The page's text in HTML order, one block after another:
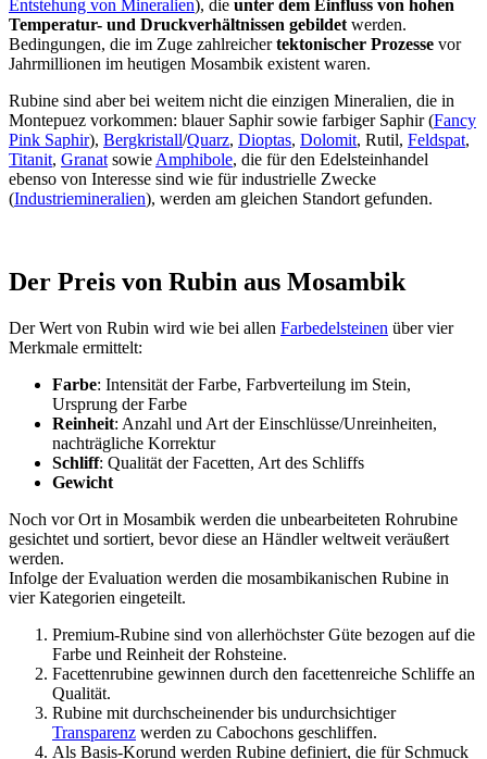
Entstehung von Mineralien), die unter dem Einfluss von hohen
Temperatur- und Druckverhältnissen gebildet werden.
Bedingungen, die im Zuge zahlreichertektonischer Prozesse vor
Jahrmillionen im heutigen Mosambik existent waren.
Rubine sind aber bei weitem nicht die einzigen Mineralien, die in
Montepuez vorkommen: blauer Saphir sowie farbiger Saphir (Fancy
Pink Saphir), Bergkristall/Quarz, Dioptas, Dolomit, Rutil, Feldspat,
Titanit, Granat sowie Amphibole, die für den Edelsteinhandel
ebenso von Interesse sind wie für industrielle Zwecke
(Industriemineralien), werden am gleichen Standort gefunden.
Der Preis von Rubin aus Mosambik
Der Wert von Rubin wird wie bei allen Farbedelsteinen über vier
Merkmale ermittelt:
Farbe: Intensität der Farbe, Farbverteilung im Stein,
Ursprung der Farbe
Reinheit: Anzahl und Art der Einschlüsse/Unreinheiten,
nachträgliche Korrektur
Schliff: Qualität der Facetten, Art des Schliffs
Gewicht
Noch vor Ort in Mosambik werden die unbearbeiteten Rohrubine
gesichtet und sortiert, bevor diese an Händler weltweit veräußert
werden.
Infolge der Evaluation werden die mosambikanischen Rubine in
vier Kategorien eingeteilt.
Premium-Rubine sind von allerhöchster Güte bezogen auf die
Farbe und Reinheit der Rohsteine.
Facettenrubine gewinnen durch den facettenreiche Schliffe an
Qualität.
Rubine mit durchscheinender bis undurchsichtiger
Transparenz werden zu Cabochons geschliffen.
Als Basis-Korund werden Rubine definiert, die für Schmuck